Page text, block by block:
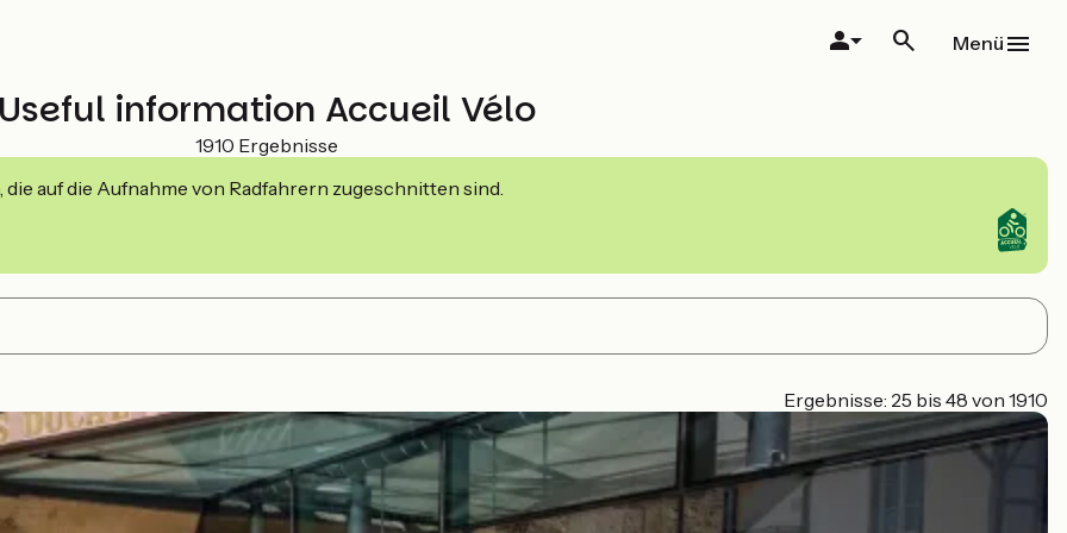
Menü
Useful information Accueil Vélo
1910 Ergebnisse
auf die Aufnahme von Radfahrern zugeschnitten sind.
Ergebnisse: 25 bis 48 von 1910